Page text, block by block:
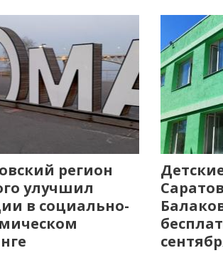
регион
улучшил
в социально-